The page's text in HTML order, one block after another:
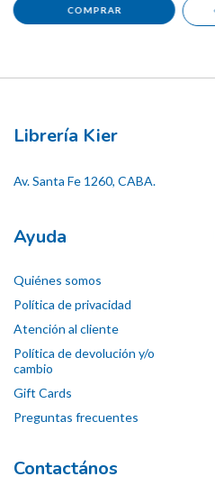
Librería Kier
Av. Santa Fe 1260, CABA.
Ayuda
Quiénes somos
Política de privacidad
Atención al cliente
Política de devolución y/o
cambio
Gift Cards
Preguntas frecuentes
Contactános